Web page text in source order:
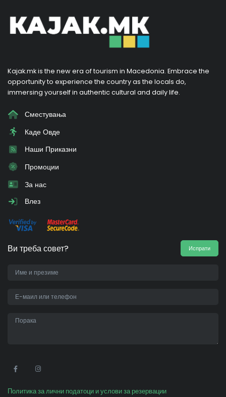
Kajak.mk is the new era of tourism in Macedonia. Embrace the
opportunity to experience the country as the locals do,
immersing yourself in authentic cultural and daily life.
Сместувања
Каде Овде
Наши Приказни
Промоции
За нас
Влез
Ви треба совет? Испрати
Политика за лични податоци и услови за резервации